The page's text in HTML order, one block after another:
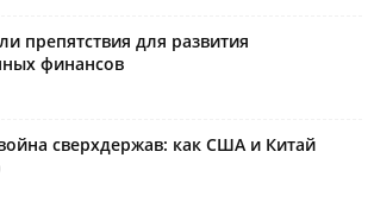
препятствия для развития
финансов
сверхдержав: как США и Китай